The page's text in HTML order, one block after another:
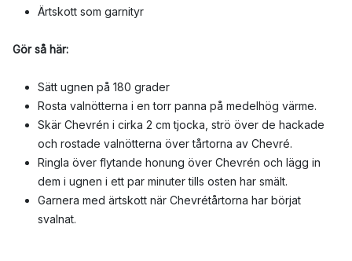
Ärtskott som garnityr
Gör så här:
Sätt ugnen på 180 grader
Rosta valnötterna i en torr panna på medelhög värme.
Skär Chevrén i cirka 2 cm tjocka, strö över de hackade
och rostade valnötterna över tårtorna av Chevré.
Ringla över flytande honung över Chevrén och lägg in
dem i ugnen i ett par minuter tills osten har smält.
Garnera med ärtskott när Chevrétårtorna har börjat
svalnat.